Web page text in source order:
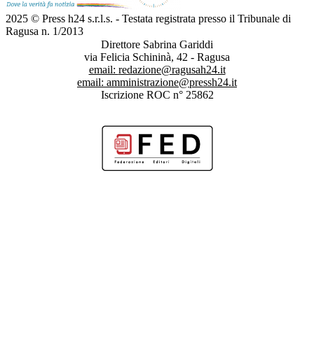
2025 © Press h24 s.r.l.s. - Testata registrata presso il Tribunale di
Ragusa n. 1/2013
Direttore Sabrina Gariddi
via Felicia Schininà, 42 - Ragusa
email: redazione@ragusah24.it
email: amministrazione@pressh24.it
Iscrizione ROC n° 25862